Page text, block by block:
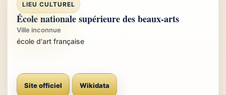
LIEU CULTUREL
École nationale supérieure des beaux-arts
Ville inconnue
école d'art française
Site officiel Wikidata